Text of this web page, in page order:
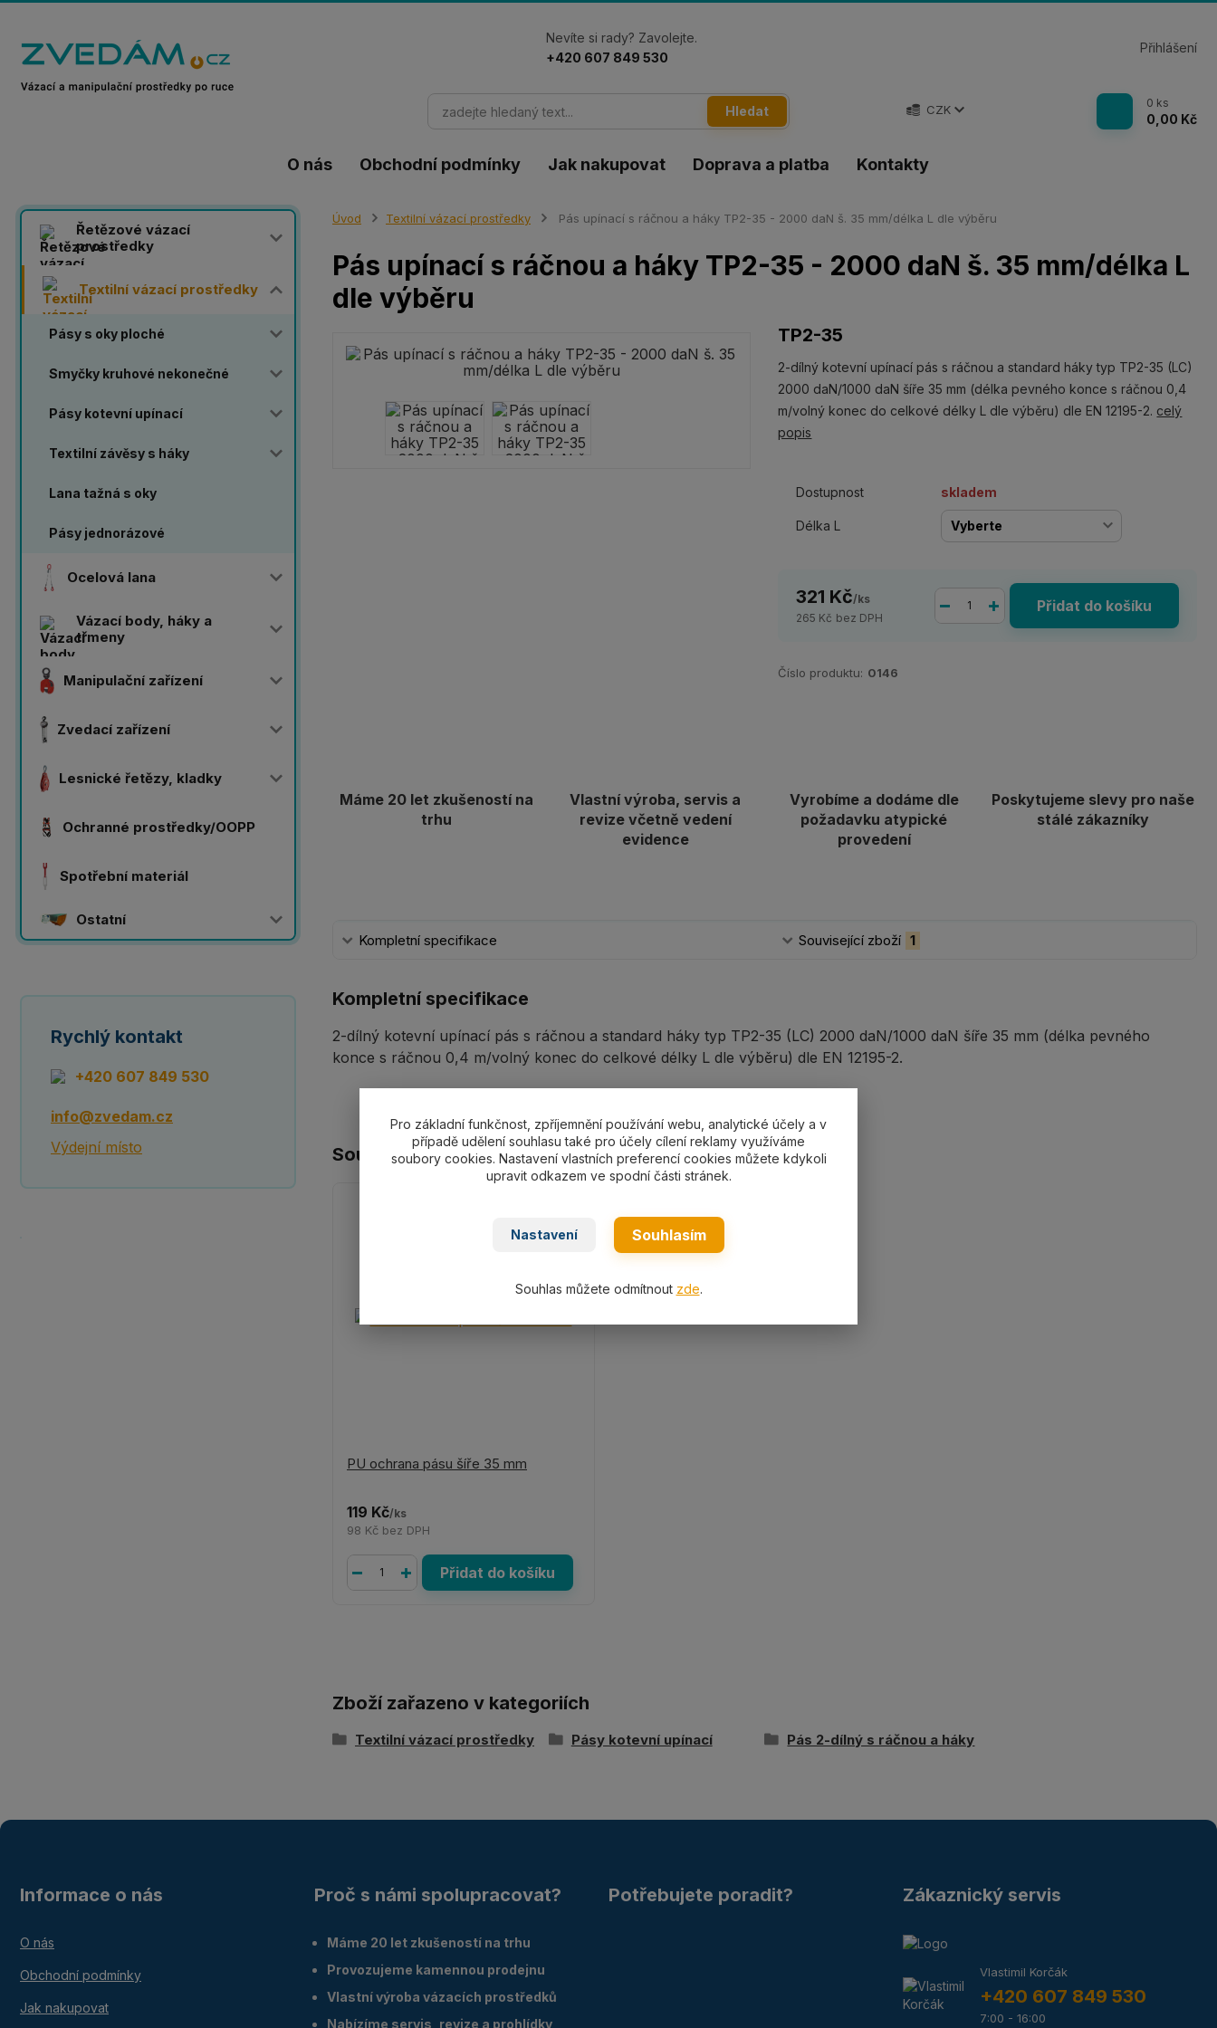
O nás Obchodní podmínky Jak nakupovat Doprava a platba Kontakty
CZK
Přihlášení
Hledat
Nevíte si rady? Zavolejte.
+420 607 849 530
0 ks
0,00 Kč
Řetězové vázací
prostředky
Textilní vázací prostředky
Pásy s oky ploché
Smyčky kruhové nekonečné
Pásy kotevní upínací
Textilní závěsy s háky
Lana tažná s oky
Pásy jednorázové
Ocelová lana
Vázací body, háky a
třmeny
Manipulační zařízení
Zvedací zařízení
Lesnické řetězy, kladky
Ochranné prostředky/OOPP
Spotřební materiál
Ostatní
Rychlý kontakt
+420 607 849 530
info@zvedam.cz
Výdejní místo
Úvod Textilní vázací prostředky Pás upínací s ráčnou a háky TP2-35 - 2000 daN š. 35 mm/délka L dle výběru
Pás upínací s ráčnou a háky TP2-35 - 2000 daN š. 35 mm/délka L
dle výběru
TP2-35
2-dílný kotevní upínací pás s ráčnou a standard háky typ TP2-35 (LC)
2000 daN/1000 daN šíře 35 mm (délka pevného konce s ráčnou 0,4
m/volný konec do celkové délky L dle výběru) dle EN 12195-2. celý
popis
Dostupnost skladem
Délka L
321 Kč/ks
265 Kč bez DPH
Přidat do košíku
Číslo produktu: 0146
Máme 20 let zkušeností na
trhu
Vlastní výroba, servis a
revize včetně vedení
evidence
Vyrobíme a dodáme dle
požadavku atypické
provedení
Poskytujeme slevy pro naše
stálé zákazníky
Kompletní specifikace Související zboží 1
Kompletní specifikace
2-dílný kotevní upínací pás s ráčnou a standard háky typ TP2-35 (LC) 2000 daN/1000 daN šíře 35 mm (délka pevného
konce s ráčnou 0,4 m/volný konec do celkové délky L dle výběru) dle EN 12195-2.
Související zboží 1
PU ochrana pásu šíře 35 mm
119 Kč/ks
98 Kč bez DPH
Přidat do košíku
Zboží zařazeno v kategoriích
Textilní vázací prostředky Pásy kotevní upínací Pás 2-dílný s ráčnou a háky
Informace o nás
O nás
Obchodní podmínky
Jak nakupovat
Proč s námi spolupracovat?
Máme 20 let zkušeností na trhu
Provozujeme kamennou prodejnu
Vlastní výroba vázacích prostředků
Nabízíme servis, revize a prohlídky
Potřebujete poradit? Zákaznický servis
Vlastimil Korčák
+420 607 849 530
7:00 - 16:00
Pro základní funkčnost, zpříjemnění používání webu, analytické účely a v
případě udělení souhlasu také pro účely cílení reklamy využíváme
soubory cookies. Nastavení vlastních preferencí cookies můžete kdykoli
upravit odkazem ve spodní části stránek.
Nastavení Souhlasím
Souhlas můžete odmítnout zde.